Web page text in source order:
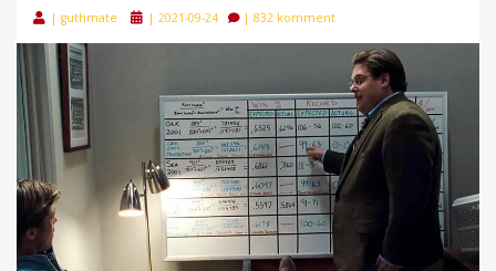
| guthmate
Posted
| 2021-09-24 | 832 komment